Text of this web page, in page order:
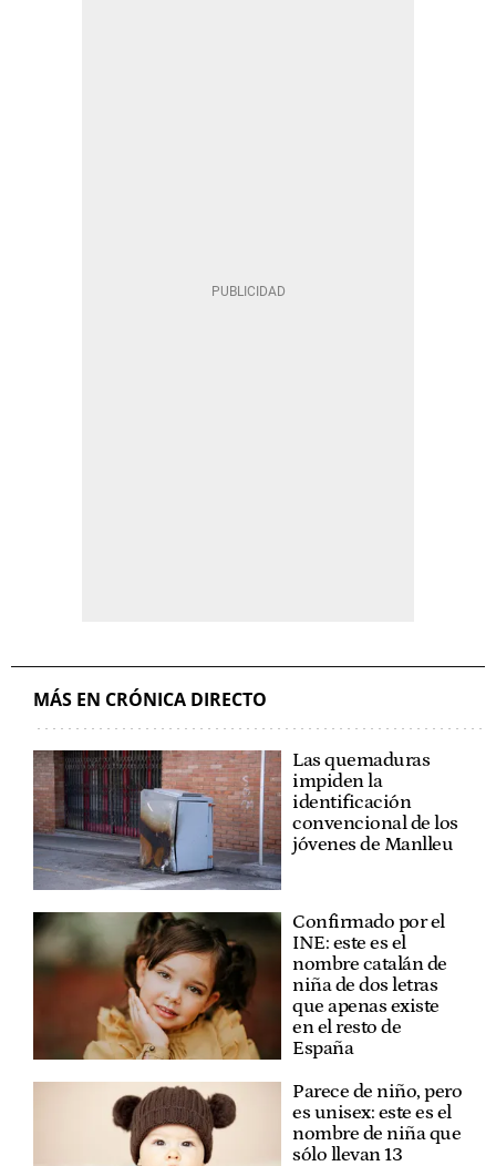
MÁS EN CRÓNICA DIRECTO
Las quemaduras
impiden la
identificación
convencional de los
jóvenes de Manlleu
Confirmado por el
INE: este es el
nombre catalán de
niña de dos letras
que apenas existe
en el resto de
España
Parece de niño, pero
es unisex: este es el
nombre de niña que
sólo llevan 13